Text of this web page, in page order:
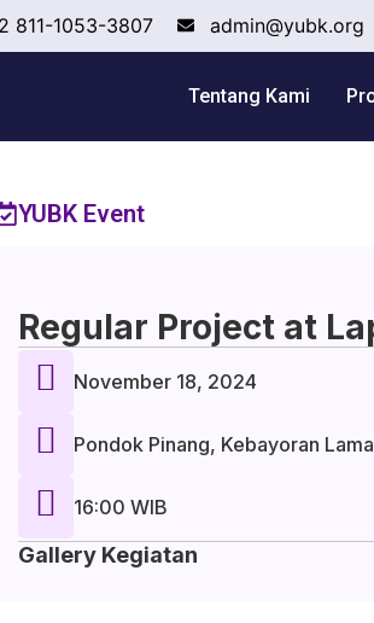
811-1053-3807 admin@yubk.org
Tentang Kami
YUBK Event
Regular Project at
November 18, 2024
Pondok Pinang, Kebayoran
16:00 WIB
Gallery Kegiatan